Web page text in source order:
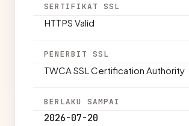
SERTIFIKAT SSL
HTTPS Valid
PENERBIT SSL
TWCA SSL Certification Authority
BERLAKU SAMPAI
2026-07-20